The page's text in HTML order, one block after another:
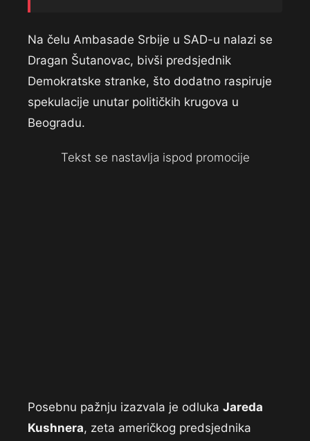
Na čelu Ambasade Srbije u SAD-u nalazi se
Dragan Šutanovac, bivši predsjednik
Demokratske stranke, što dodatno raspiruje
spekulacije unutar političkih krugova u
Beogradu.
Tekst se nastavlja ispod promocije
Posebnu pažnju izazvala je odluka Jareda
Kushnera, zeta američkog predsjednika